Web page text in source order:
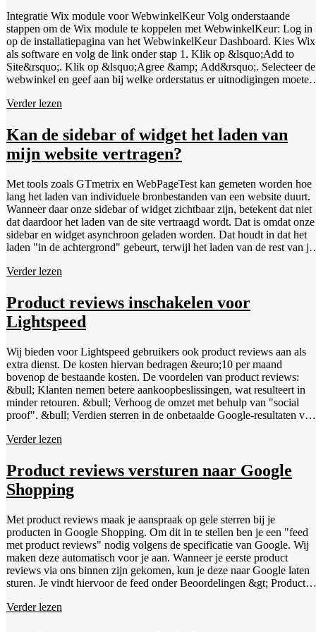
om een testaankoop te doen en te kijken of hierbij geen fouten
opduiken. Je kunt ook checken of alle bestaande afbeelding sliders
nog werken. Stap 9: Controleer of de sidebar weergegeven wordt.
&nbsp; Integratie Hikashop Gebruik jij Hikashop? De nieuwste
van onze module ondersteunt ook Hikashop. We detecteren
automatisch of je Hikashop en/of Virtuemart gebruikt.
Integratie Wix module voor WebwinkelKeur Volg onderstaande
stappen om de Wix module te koppelen met WebwinkelKeur: Log in
op de installatiepagina van het WebwinkelKeur Dashboard. Kies Wix
als software en volg de link onder stap 1. Klik op &lsquo;Add to
Site&rsquo;. Klik op &lsquo;Agree &amp; Add&rsquo;. Selecteer de
webwinkel en geef aan bij welke orderstatus er uitnodigingen moeten
verzonden moet worden. Dit is het aantal dagen na het plaatsen van
levertijd. Is je levertijd 3 dagen, stel dan bijvoorbeeld de uitnodiging
na 5 dagen in. Zo weet je zeker dat de klant de bestelling al in huis
heeft. Klik op &lsquo;Opslaan&rsquo;. De koppeling is nu actief. In
bekijken:
Verder lezen
Kan de sidebar of widget het laden van
mijn website vertragen?
Met tools zoals GTmetrix en WebPageTest kan gemeten worden hoe
lang het laden van individuele bronbestanden van een website duurt.
Wanneer daar onze sidebar of widget zichtbaar zijn, betekent dat niet
dat daardoor het laden van de site vertraagd wordt. Dat is omdat onze
sidebar en widget asynchroon geladen worden. Dat houdt in dat het
laden "in de achtergrond" gebeurt, terwijl het laden van de rest van je
widget jouw site niet vertragen. Heb je toch een meting waaruit echt
we graag van je. Stuur in dat geval ook een link van de meting mee.
Verder lezen
Product reviews inschakelen voor
Lightspeed
Wij bieden voor Lightspeed gebruikers ook product reviews aan als
extra dienst. De kosten hiervan bedragen &euro;10 per maand
bovenop de bestaande kosten. De voordelen van product reviews:
&bull; Klanten nemen betere aankoopbeslissingen, wat resulteert in
minder retouren. &bull; Verhoog de omzet met behulp van "social
proof". &bull; Verdien sterren in de onbetaalde Google-resultaten
Shopping. &bull; Verzamel zowel site- als product reviews met
snel gedaan via je dashboard. Navigeer naar 'Beoordelingen' en ga
door naar 'Product reviews'. Daar klik je op de knop om ze te
activeren. Product reviews instellen in Lightspeed Wanneer je de
werkend krijgen in je Lightspeed omgeving. Stap 1: Als je onze
WebwinkelKeur App al hebt ge&iuml;nstalleerd dien je deze
te installeren. Dit heeft te maken met nieuwe toestemming die we
behoeven om orderdata te vragen. Dit kun je door in te loggen in
Lightspeed &gt; Apps &gt; WebwinkelKeur &gt; Opnieuw
&gt; Toegang verlenen. Stap 2: Wanneer de App succesvol is
ge&iuml;nstalleerd kun je binnen de instellingen van die App de optie
'product reviews' aanvinken. Na deze stappen ben je klaar om
Verder lezen
Product reviews versturen naar Google
Shopping
Met product reviews maak je aanspraak op gele sterren bij je
producten in Google Shopping. Om dit in te stellen ben je een "feed
met product reviews" nodig volgens de specificatie van Google. Wij
maken deze automatisch voor je aan. Wanneer je eerste product
reviews via ons binnen zijn gekomen, kun je deze naar Google laten
sturen. Je vindt hiervoor de feed onder Beoordelingen &gt; Product
een button "Ontvang Google Feed". Bij Google lees je precies hoe je
Verder lezen